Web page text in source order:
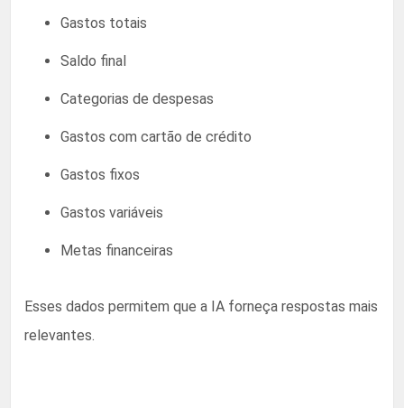
Gastos totais
Saldo final
Categorias de despesas
Gastos com cartão de crédito
Gastos fixos
Gastos variáveis
Metas financeiras
Esses dados permitem que a IA forneça respostas mais
relevantes.